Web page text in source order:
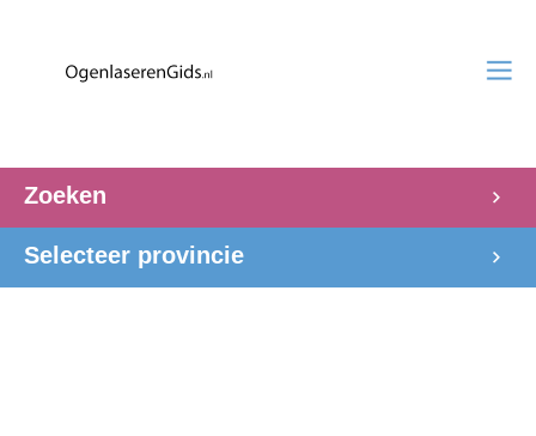
Zoeken
Selecteer provincie